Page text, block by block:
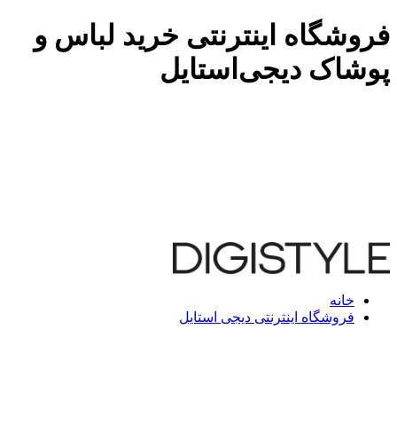
فروشگاه اینترنتی خرید لباس و
پوشاک دیجی‌استایل
خانه
فروشگاه اینترنتی دیجی استایل